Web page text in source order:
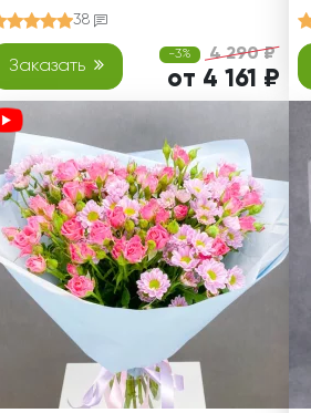
38
Заказать
-3% 4 290 ₽
от 4 161 ₽